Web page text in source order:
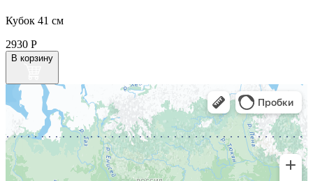
Кубок 41 см
2930 Р
В корзину